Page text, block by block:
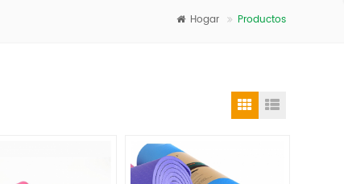
Hogar Productos